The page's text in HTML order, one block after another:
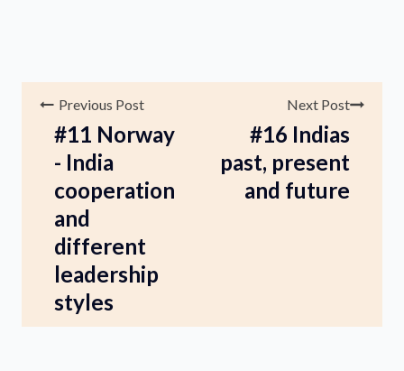
Previous Post
#11 Norway
- India
cooperation
and
different
leadership
styles
Next Post
#16 Indias
past, present
and future